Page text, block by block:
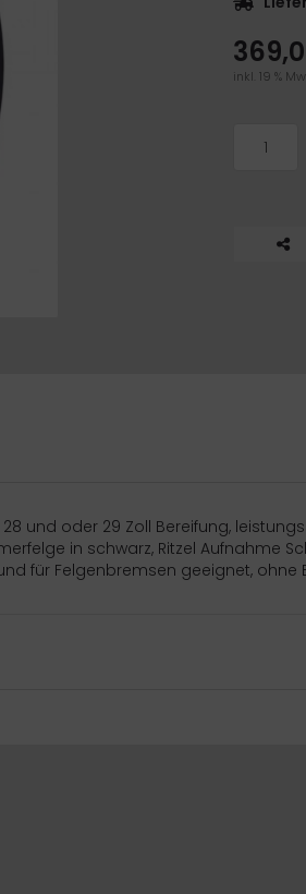
inkl. 19 %
und oder 29 Zoll Bereifung,
in schwarz, Ritzel Aufnahme
für Felgenbremsen geeignet, ohne